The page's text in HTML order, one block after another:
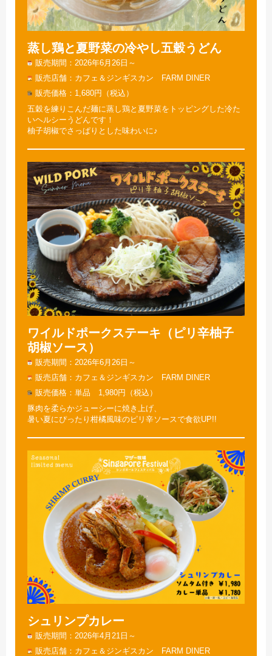
蒸し鶏と夏野菜の冷やし五穀うどん
販売期間
2026年6月26日～
販売店舗
カフェ＆ジンギスカン FARM DINER
販売価格
1,680円（税込）
五穀を練りこんだ麺に蒸し鶏と夏野菜をトッピングした冷た
いヘルシーうどんです！
柚子胡椒でさっぱりとした味わいに♪
ワイルドポークステーキ（ピリ辛柚子
胡椒ソース）
販売期間
2026年6月26日～
販売店舗
カフェ＆ジンギスカン FARM DINER
販売価格
単品 1,980円（税込）
豚肉を柔らかジューシーに焼き上げ、
暑い夏にぴったり柑橘風味のピリ辛ソースで食欲UP!!
シュリンプカレー
販売期間
2026年4月21日～
販売店舗
カフェ＆ジンギスカン FARM DINER